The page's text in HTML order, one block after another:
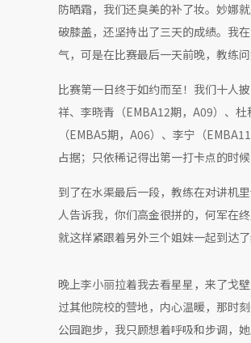
防晒霜，我们还臭美的补了妆。妙娜
破膝盖，还坚持出了三天的成绩。我
气，可是在比赛最后一天前晚，教练
比赛第一日终于如约而至！我们十人
祥、李晓青（EMBA12期，A09）、
（EMBA5期，A06）、李宁（
占据；只依稀记得出第一打卡点的时
到了在水渠最后一段，教练在对讲机
人告诉我，你们高金很拼的，何军在
就这样紧跟着另外三个姐妹一起到达
晚上李小丽拉着我去看星星，来了戈
过其他院校的营地，内心温暖，那时
公园跑步，我只顾想着呼吸和步调，